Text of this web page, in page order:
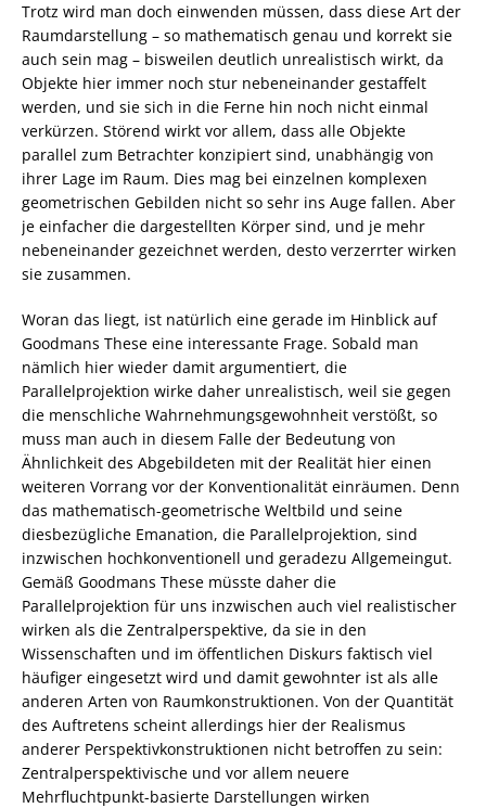
Trotz wird man doch einwenden müssen, dass diese Art der
Raumdarstellung – so mathematisch genau und korrekt sie
auch sein mag – bisweilen deutlich unrealistisch wirkt, da
Objekte hier immer noch stur nebeneinander gestaffelt
werden, und sie sich in die Ferne hin noch nicht einmal
verkürzen. Störend wirkt vor allem, dass alle Objekte
parallel zum Betrachter konzipiert sind, unabhängig von
ihrer Lage im Raum. Dies mag bei einzelnen komplexen
geometrischen Gebilden nicht so sehr ins Auge fallen. Aber
je einfacher die dargestellten Körper sind, und je mehr
nebeneinander gezeichnet werden, desto verzerrter wirken
sie zusammen.
Woran das liegt, ist natürlich eine gerade im Hinblick auf
Goodmans These eine interessante Frage. Sobald man
nämlich hier wieder damit argumentiert, die
Parallelprojektion wirke daher unrealistisch, weil sie gegen
die menschliche Wahrnehmungsgewohnheit verstößt, so
muss man auch in diesem Falle der Bedeutung von
Ähnlichkeit des Abgebildeten mit der Realität hier einen
weiteren Vorrang vor der Konventionalität einräumen. Denn
das mathematisch-geometrische Weltbild und seine
diesbezügliche Emanation, die Parallelprojektion, sind
inzwischen hochkonventionell und geradezu Allgemeingut.
Gemäß Goodmans These müsste daher die
Parallelprojektion für uns inzwischen auch viel realistischer
wirken als die Zentralperspektive, da sie in den
Wissenschaften und im öffentlichen Diskurs faktisch viel
häufiger eingesetzt wird und damit gewohnter ist als alle
anderen Arten von Raumkonstruktionen. Von der Quantität
des Auftretens scheint allerdings hier der Realismus
anderer Perspektivkonstruktionen nicht betroffen zu sein:
Zentralperspektivische und vor allem neuere
Mehrfluchtpunkt-basierte Darstellungen wirken